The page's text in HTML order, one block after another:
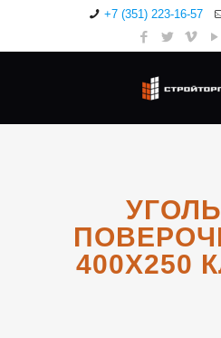
+7 (351) 223-16-57
400Х250